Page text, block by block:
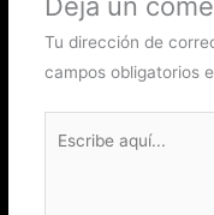
Tu dirección de
campos obligatorios